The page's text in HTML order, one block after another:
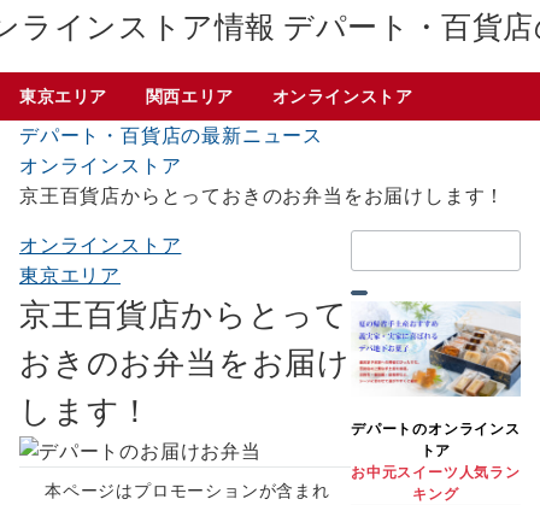
デパート・百貨
東京エリア 関西エリア オンラインストア
デパート・百貨店の最新ニュース
オンラインストア
京王百貨店からとっておきのお弁当をお届けします！
オンラインストア
東京エリア
京王百貨店からとって
おきのお弁当をお届け
します！
本ページはプロモーションが含まれ
索：
デパートのオンラインス
トア
お中元スイーツ人気ラン
キング